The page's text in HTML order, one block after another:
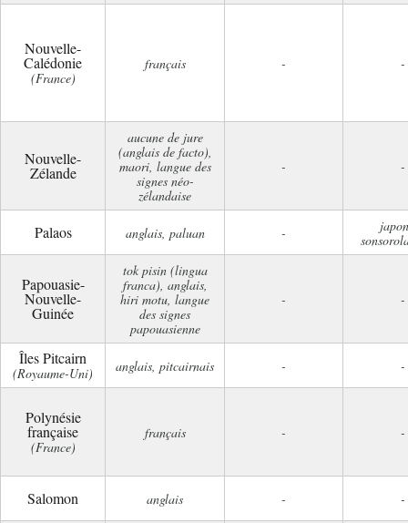
Nouvelle-
Calédonie
(France)
français - -
Nouvelle-
Zélande
aucune de jure
(anglais de facto),
maori, langue des
signes néo-
zélandaise
- -
Palaos anglais, paluan -
Papouasie-
Nouvelle-
Guinée
tok pisin (lingua
franca), anglais,
hiri motu, langue
des signes
papouasienne
- -
Îles Pitcairn
(Royaume-Uni) anglais, pitcairnais - -
Polynésie
française
(France)
français - -
Salomon anglais - -